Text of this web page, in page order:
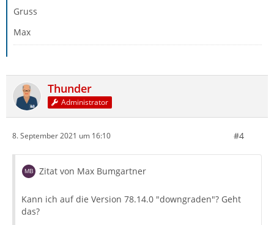
Gruss
Max
Thunder
Administrator
8. September 2021 um 16:10 #4
Zitat von Max Bumgartner
Kann ich auf die Version 78.14.0 "downgraden"? Geht
das?